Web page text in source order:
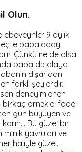
Olun.
9 aylık
baba adayı
Çünkü ne de olsa
baba da olaya
dışarıdan
farklı şeylerdir.
deneyimlenen
birkaç örnekle ifade
gün büyüyen ve
Bu güzel bir
yavruları ve
haliyle güzel.